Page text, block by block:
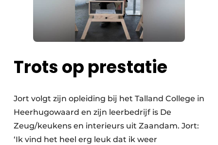
Trots op prestatie
Jort volgt zijn opleiding bij het Talland College in
Heerhugowaard en zijn leerbedrijf is De
Zeug/keukens en interieurs uit Zaandam. Jort:
‘Ik vind het heel erg leuk dat ik weer